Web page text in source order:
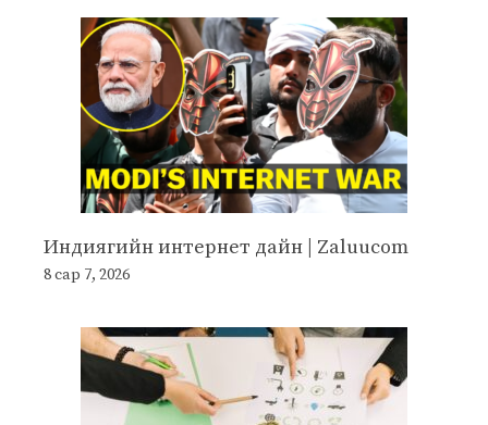
Индиягийн интернет дайн | Zaluucom
8 сар 7, 2026